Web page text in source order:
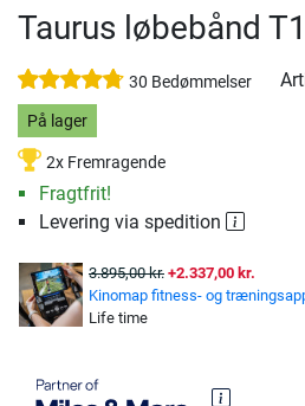
Taurus løbebånd
30 Bedømmelser
På lager
2x Fremragende
Fragtfrit!
Levering via spedition
3.895,00 kr. +2.337,00 kr.
Kinomap fitness- og
Life time